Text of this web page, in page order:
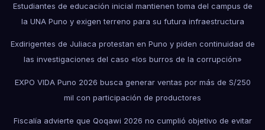
Estudiantes de educación inicial mantienen toma del campus de
la UNA Puno y exigen terreno para su futura infraestructura
Exdirigentes de Juliaca protestan en Puno y piden continuidad de
las investigaciones del caso «los burros de la corrupción»
EXPO VIDA Puno 2026 busca generar ventas por más de S/250
mil con participación de productores
Fiscalía advierte que Qoqawi 2026 no cumplió objetivo de evitar